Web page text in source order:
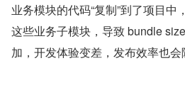
业务模块的代码“复制”到了项目
这些业务子模块，导致 bundle
加，开发体验变差，发布效率也会